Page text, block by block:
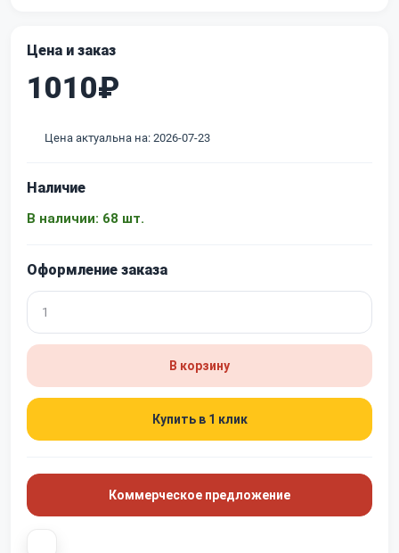
Цена и заказ
1010₽
Цена актуальна на: 2026-07-23
Наличие
В наличии: 68 шт.
Оформление заказа
В корзину
Купить в 1 клик
Коммерческое предложение